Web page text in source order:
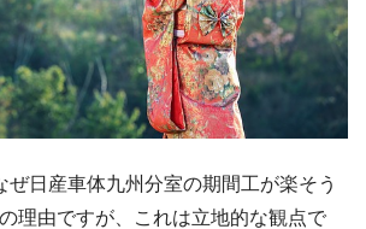
ぜ日産車体九州分室の期間工が楽そう
理由ですが、これは立地的な観点で